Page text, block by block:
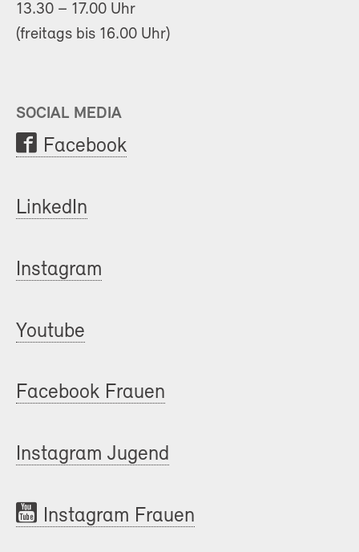
13.30 – 17.00 Uhr
(freitags bis 16.00 Uhr)
SOCIAL MEDIA
Facebook
LinkedIn
Instagram
Youtube
Facebook Frauen
Instagram Jugend
Instagram Frauen